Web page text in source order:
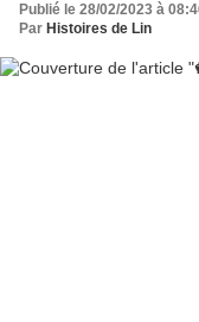
Publié le 28/02/2023 à
Par Histoires de Lin